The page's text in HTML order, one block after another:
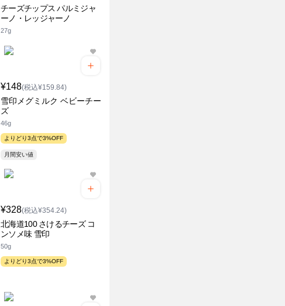
チーズチップス パルミジャ
ーノ・レッジャーノ
27g
¥148(税込¥159.84)
雪印メグミルク ベビーチー
ズ
46g
よりどり3点で3%OFF
月間安い値
¥328(税込¥354.24)
北海道100 さけるチーズ コ
ンソメ味 雪印
50g
よりどり3点で3%OFF